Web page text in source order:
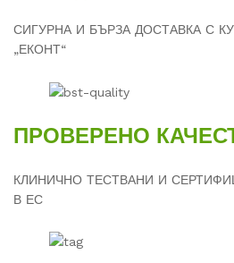
СИГУРНА И БЪРЗА ДОСТАВКА С
„ЕКОНТ“
ПРОВЕРЕНО
КЛИНИЧНО ТЕСТВАНИ И
В ЕС